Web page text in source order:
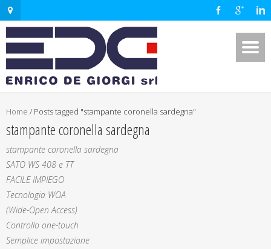
Home / Posts tagged "stampante coronella sardegna"
stampante coronella sardegna
stampante coronella sardegna
SATO WS 408 e TT
FACILE IMPIEGO
Tecnologia WOA
(Wide-Open Access)
Controllo one-touch
Semplice impostazione